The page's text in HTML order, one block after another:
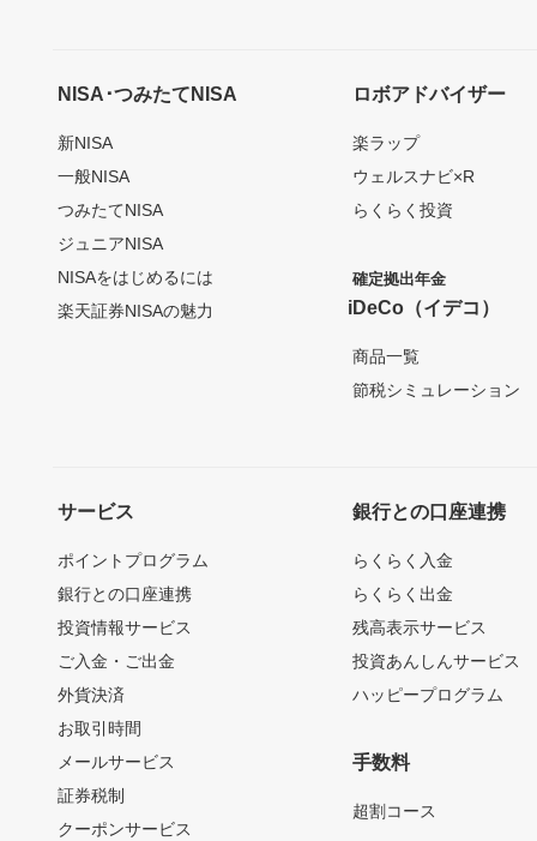
NISA･つみたてNISA
新NISA
一般NISA
つみたてNISA
ジュニアNISA
NISAをはじめるには
楽天証券NISAの魅力
ロボアドバイザー
楽ラップ
ウェルスナビ×R
らくらく投資
確定拠出年金
iDeCo（イデコ）
商品一覧
節税シミュレーション
サービス
ポイントプログラム
銀行との口座連携
投資情報サービス
ご入金・ご出金
外貨決済
お取引時間
メールサービス
証券税制
クーポンサービス
銀行との口座連携
らくらく入金
らくらく出金
残高表示サービス
投資あんしんサービス
ハッピープログラム
手数料
超割コース